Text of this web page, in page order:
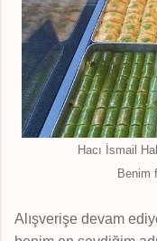
Hacı İsmail
Benim
Alışverişe devam